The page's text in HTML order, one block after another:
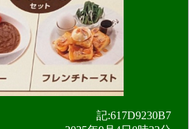
記:617D9230B7